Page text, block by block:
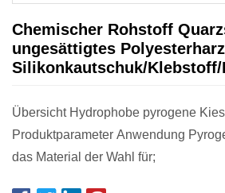
Chemischer Rohstoff
ungesättigtes
Silikonkautschuk/
Übersicht Hydrophobe pyrogene
Produktparameter Anwendung
das Material der Wahl für;